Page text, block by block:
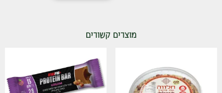
מוצרים קשורים